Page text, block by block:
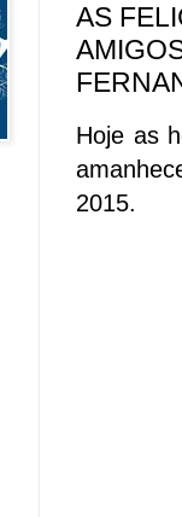
AS
Hoje as
2015.